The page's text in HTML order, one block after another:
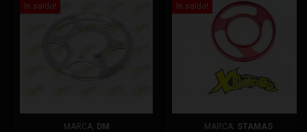
In saldo!
MARCA: DM
In saldo!
MARCA: STAMAS